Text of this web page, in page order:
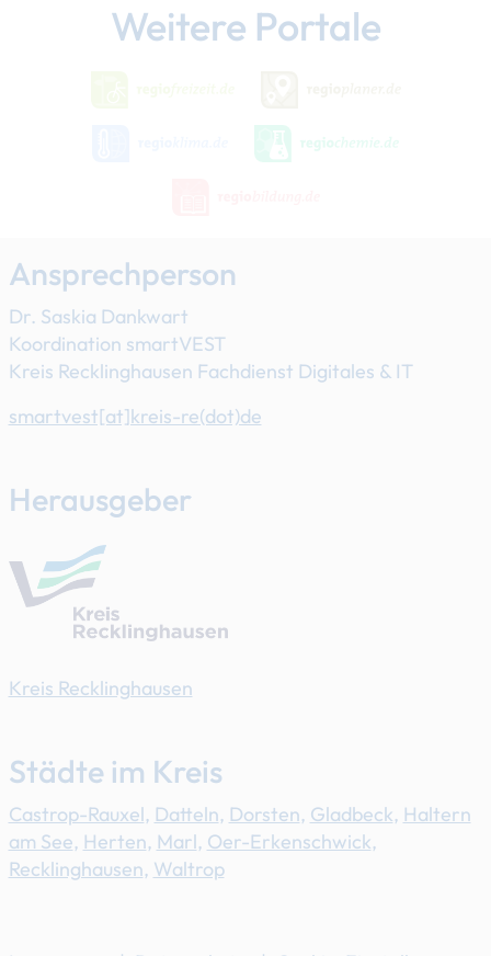
Weitere Portale
Ansprechperson
Dr. Saskia Dankwart
Koordination smartVEST
Kreis Recklinghausen Fachdienst Digitales & IT
smartvest[at]​kreis-re(dot)de
Herausgeber
Kreis Recklinghausen
Städte im Kreis
Castrop-Rauxel, Datteln, Dorsten, Gladbeck, Haltern
am See, Herten, Marl, Oer-Erkenschwick,
Recklinghausen, Waltrop